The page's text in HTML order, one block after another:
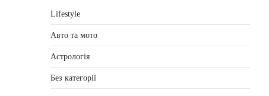
Lifestyle
Авто та мото
Астрологія
Без категорії